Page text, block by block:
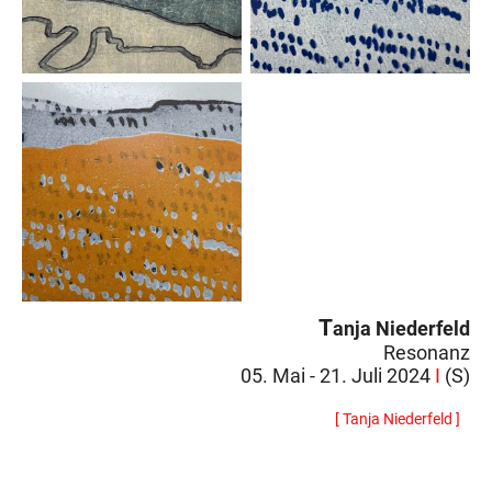
Tanja Niederfeld
Resonanz
05. Mai - 21. Juli 2024 I (S)
[ Tanja Niederfeld ]